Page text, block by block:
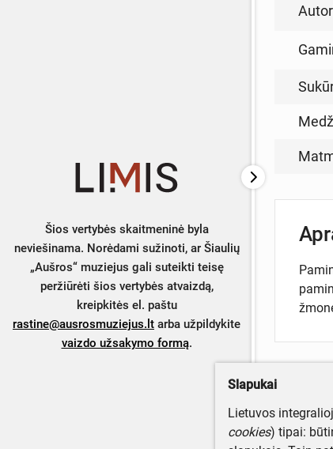
Šios vertybės skaitmeninė byla
neviešinama. Norėdami sužinoti, ar Šiaulių
„Aušros“ muziejus gali suteikti teisę
peržiūrėti šios vertybės atvaizdą,
kreipkitės el. paštu
rastine@ausrosmuziejus.lt arba užpildykite
vaizdo užsakymo formą.
Slapukai
Lietuvos
cookies) tipai: